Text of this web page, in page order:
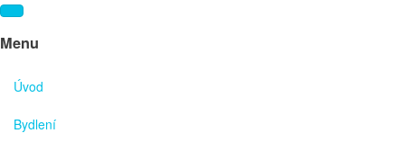
Menu
Úvod
Bydlení